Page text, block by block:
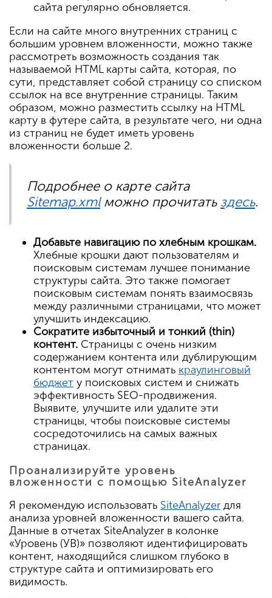
сайта регулярно обновляется.
Если на сайте много внутренних страниц с
большим уровнем вложенности, можно также
рассмотреть возможность создания так
называемой HTML карты сайта, которая, по
сути, представляет собой страницу со списком
ссылок на все внутренние страницы. Таким
образом, можно разместить ссылку на HTML
карту в футере сайта, в результате чего, ни одна
из страниц не будет иметь уровень
вложенности больше 2.
Подробнее о карте сайта
Sitemap.xmlможно прочитать здесь.
Добавьте навигацию по хлебным крошкам.
Хлебные крошки дают пользователям и
поисковым системам лучшее понимание
структуры сайта. Это также помогает
поисковым системам понять взаимосвязь
между различными страницами, что может
улучшить индексацию.
Сократите избыточный и тонкий (thin)
контент. Страницы с очень низким
содержанием контента или дублирующим
контентом могут отнимать краулинговый
бюджет у поисковых систем и снижать
эффективность SEO-продвижения.
Выявите, улучшите или удалите эти
страницы, чтобы поисковые системы
сосредоточились на самых важных
страницах.
Проанализируйте уровень
вложенности с помощью SiteAnalyzer
Я рекомендую использовать SiteAnalyzer для
анализа уровней вложенности вашего сайта.
Данные в отчетах SiteAnalyzer в колонке
«Уровень (УВ)» позволяют идентифицировать
контент, находящийся слишком глубоко в
структуре сайта и оптимизировать его
видимость.